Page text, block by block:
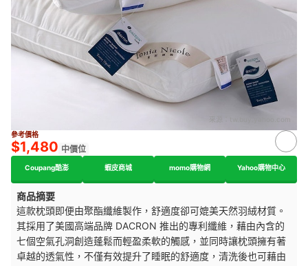
參考價格
$1,480 中價位
Coupang酷澎 蝦皮商城 momo購物網 Yahoo購物中心
商品摘要
這款枕頭即便由聚酯纖維製作，舒適度卻可媲美天然羽絨材質。
其採用了美國高端品牌 DACRON 推出的專利纖維，藉由內含的
七個空氣孔洞創造蓬鬆而輕盈柔軟的觸感，並同時讓枕頭擁有著
卓越的透氣性，不僅有效提升了睡眠的舒適度，清洗後也可藉由